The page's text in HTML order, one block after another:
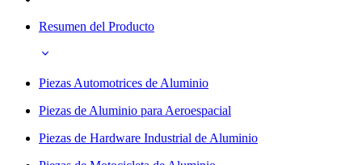
Resumen del Producto
Piezas Automotrices de Aluminio
Piezas de Aluminio para Aeroespacial
Piezas de Hardware Industrial de Aluminio